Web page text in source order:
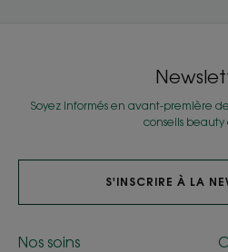
Soyez informés en avant-première
conseils beauty
S'INSCRIRE À LA
Nos soins